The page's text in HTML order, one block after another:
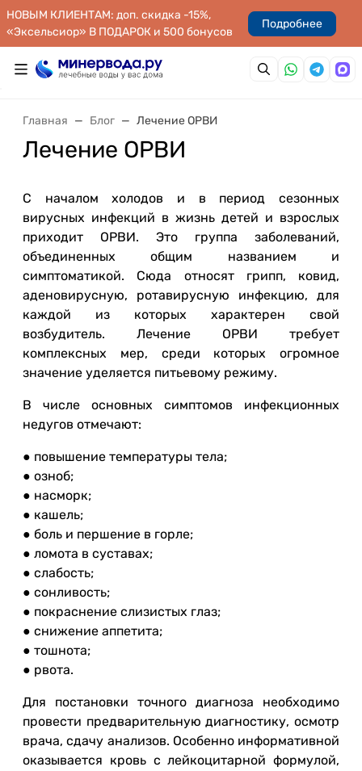
НОВЫМ КЛИЕНТАМ: доп. скидка -15%,
«Эксельсиор» В ПОДАРОК и 500 бонусов
Подробнее
Главная Блог Лечение ОРВИ
Лечение ОРВИ
С началом холодов и в период сезонных
вирусных инфекций в жизнь детей и взрослых
приходит ОРВИ. Это группа заболеваний,
объединенных общим названием и
симптоматикой. Сюда относят грипп, ковид,
аденовирусную, ротавирусную инфекцию, для
каждой из которых характерен свой
возбудитель. Лечение ОРВИ требует
комплексных мер, среди которых огромное
значение уделяется питьевому режиму.
В числе основных симптомов инфекционных
недугов отмечают:
● повышение температуры тела;
● озноб;
● насморк;
● кашель;
● боль и першение в горле;
● ломота в суставах;
● слабость;
● сонливость;
● покраснение слизистых глаз;
● снижение аппетита;
● тошнота;
● рвота.
Для постановки точного диагноза необходимо
провести предварительную диагностику, осмотр
врача, сдачу анализов. Особенно информативной
оказывается кровь с лейкоцитарной формулой,